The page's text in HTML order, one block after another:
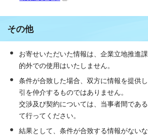
その他
お寄せいただいた情報は、企業立地推進
的外での使用はいたしません。
条件が合致した場合、双方に情報を提供
引を仲介するものではありません。
交渉及び契約については、当事者間であ
て行ってください。
結果として、条件が合致する情報がない